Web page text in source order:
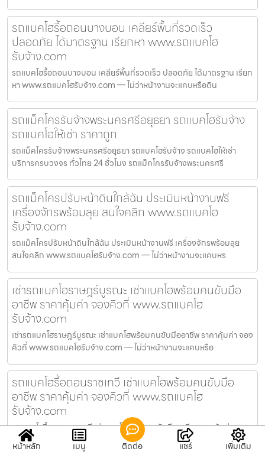
รถแบคโฮรื้อถอนบางบอน เคลียร์พื้นที่รวดเร็ว
ปลอดภัย ได้มาตรฐาน เรียกหา www.รถแบคโฮ
รับจ้าง.com
รถแบคโฮรื้อถอนบางบอน เคลียร์พื้นที่รวดเร็ว ปลอดภัย ได้มาตรฐาน เรียก
หา www.รถแบคโฮรับจ้าง.com — ไม่ว่าหน้างานจะแคบหรือดิน
รถแม็คโครรับจ้างพระนครศรีอยุธยา รถแบคโฮรับจ้าง
รถแบคโฮให้เช่า ราคาถูก
รถแม็คโครรับจ้างพระนครศรีอยุธยา รถแบคโฮรับจ้าง รถแบคโฮให้เช่า
บริการครบวงจร ทั่วไทย 24 ชั่วโมง รถแม็คโครรับจ้างพระนครศรี
รถแม็คโครปรับหน้าดินใกล้ฉัน ประเมินหน้างานฟรี
เครื่องจักรพร้อมลุย สนใจคลิก www.รถแบคโฮ
รับจ้าง.com
รถแม็คโครปรับหน้าดินใกล้ฉัน ประเมินหน้างานฟรี เครื่องจักรพร้อมลุย
สนใจคลิก www.รถแบคโฮรับจ้าง.com — ไม่ว่าหน้างานจะแคบหร
เช่ารถแบคโฮราษฎร์บูรณะ เช่าแบคโฮพร้อมคนขับมือ
อาชีพ ราคาคุ้มค่า จองคิวที่ www.รถแบคโฮ
รับจ้าง.com
เช่ารถแบคโฮราษฎร์บูรณะ เช่าแบคโฮพร้อมคนขับมืออาชีพ ราคาคุ้มค่า จอง
คิวที่ www.รถแบคโฮรับจ้าง.com — ไม่ว่าหน้างานจะแคบหรือ
รถแบคโฮรื้อถอนราชเทวี เช่าแบคโฮพร้อมคนขับมือ
อาชีพ ราคาคุ้มค่า จองคิวที่ www.รถแบคโฮ
รับจ้าง.com
รถแบคโฮรื้อถอนราชเทวี เช่าแบคโฮพร้อมคนขับมืออาชีพ ราคาคุ้มค่า จอง
คิวที่ www.รถแบคโฮรับจ้าง.com — ไม่ว่าหน้างานจะแคบหรือด
หน้าหลัก เมนู ติดต่อ แชร์ เพิ่มเติม